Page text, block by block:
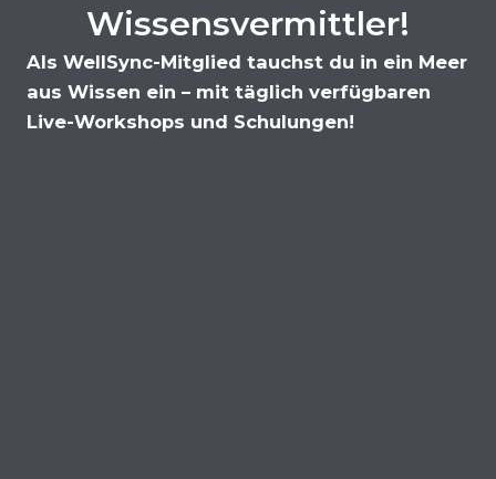
Wissensvermittler!
Als WellSync-Mitglied tauchst du in ein Meer
aus Wissen ein – mit täglich verfügbaren
Live-Workshops und Schulungen!